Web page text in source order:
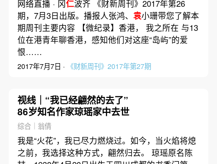
网络直播 · 冈仁波齐 《财新周刊》2017年第26
期，7月3日出版。播报人张鸿、 袁小珊带您了解本
期周刊主要内容 【微纪录】香港， 我之所在 与13
位在港青年聊香港，感知他们对这座“岛屿”的爱
恨……
2017年7月7日 · 《财新周刊》2017年第27期
视线｜“我已经翩然的去了”
86岁知名作家琼瑶家中去世
综合｜翁倩
我是“火花”，我已尽力燃烧过。如今，当火焰将熄
之前，我选择这种方式，翩然归去。 琼瑶原名陈